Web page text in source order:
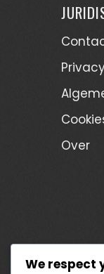
Over
We respect